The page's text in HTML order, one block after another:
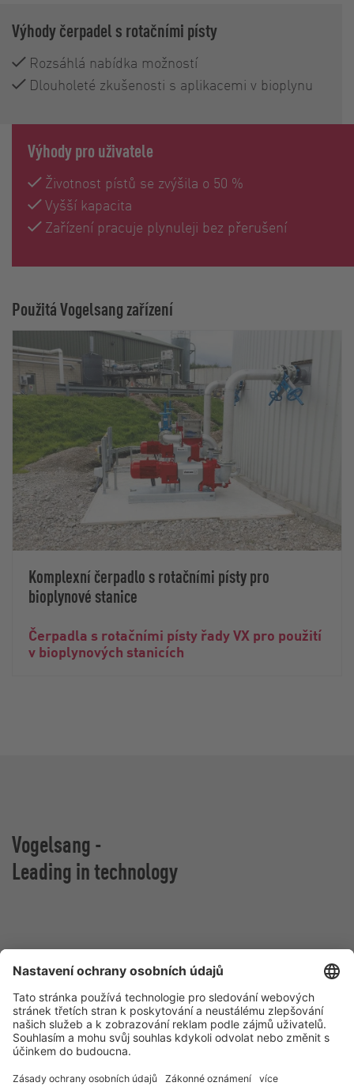
Výhody čerpadel s rotačními písty
Rozsáhlá nabídka možností
Dlouholeté zkušenosti s aplikacemi v bioplynu
Výhody pro uživatele
Životnost pístů se zvýšila o 50 %
Vyšší kapacita
Zařízení pracuje plynuleji bez přerušení
Použitá Vogelsang zařízení
Komplexní čerpadlo s rotačními písty pro
bioplynové stanice
Čerpadla s rotačními písty řady VX pro použití
v bioplynových stanicích
Vogelsang -
Leading in technology
Olomoucká 81
627 00 Brno
Česká republika